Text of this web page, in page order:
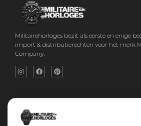
Militairehorloges bezit als eerste en enige
import & distributierechten voor het merk
Company.
Snel menu
Home
Over ons
Contact